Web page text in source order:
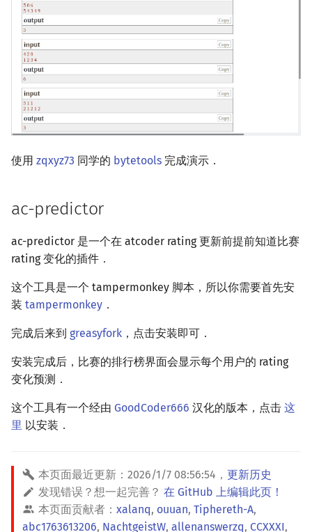
使用 zqxyz73 同学的 bytetools 完成演示．
ac-predictor
ac-predictor 是一个在 atcoder rating 更新前提前知道比赛
rating 变化的插件．
这个工具是一个 tampermonkey 脚本，所以你需要首先安
装 tampermonkey ．
完成后来到 greasyfork ，点击安装即可．
安装完成后，比赛的排行榜界面会显示每个用户的 rating
变化预测．
这个工具有一个经由 GoodCoder666 汉化的版本，点击 这
里 以安装．
本页面最近更新： 2026/1/7 08:56:54 ， 更新历史
发现错误？想一起完善？ 在 GitHub 上编辑此页！
本页面贡献者： xalanq, ouuan, Tiphereth-A,
abc1763613206, NachtgeistW, allenanswerzq, CCXXXI,